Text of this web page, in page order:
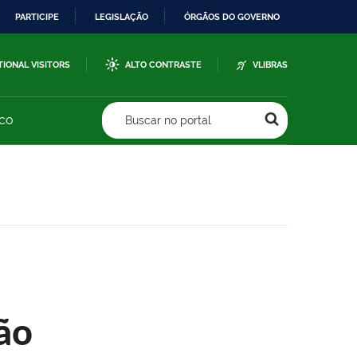
PARTICIPE LEGISLAÇÃO ÓRGÃOS DO GOVERNO
VISITORS ALTO CONTRASTE VLIBRAS
Buscar no portal